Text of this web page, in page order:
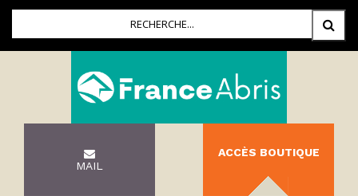
MAIL
ACCÈS BOUTIQUE